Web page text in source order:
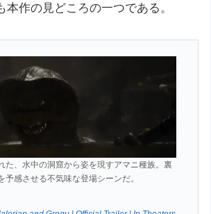
本作の見どころの一つである。
た、水中の洞窟から姿を現すアマニ種族。裏
予感させる不気味な登場シーンだ。